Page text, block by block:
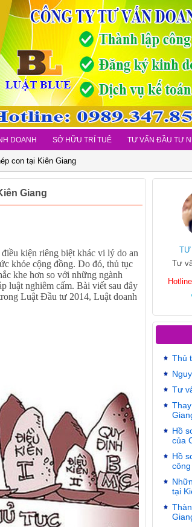
DOANH SỞ HỮU TRÍ TUÊ TƯ VẤN ĐẦU TƯ
con tại Kiên Giang
Giang
kiện riêng biệt khác vi lý do an
khỏe cộng đồng. Do đó, thủ tục
khe hơn so với những ngành
luật nghiêm cấm. Bài viết sau đây
Luật Đầu tư 2014, Luật doanh
TƯ
Tư
Thủ
Tư
Hồ
của
Hồ
tại